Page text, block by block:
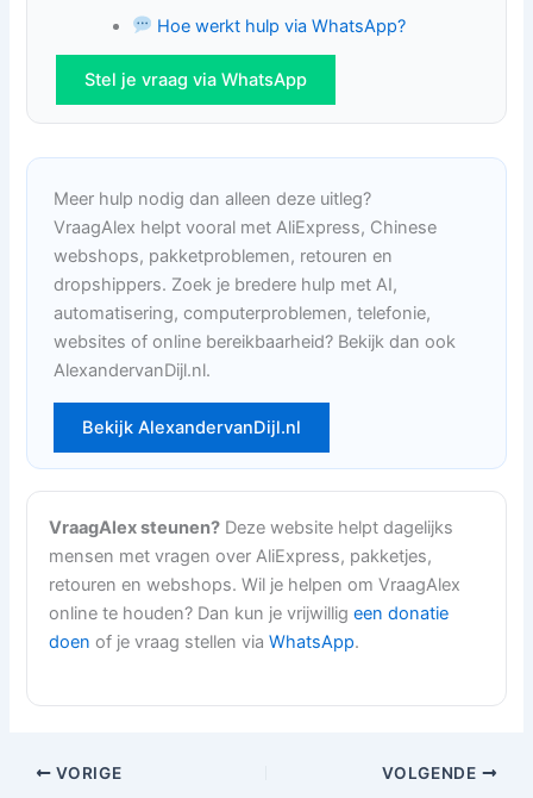
Hoe werkt hulp via WhatsApp?
Stel je vraag via WhatsApp
Meer hulp nodig dan alleen deze uitleg?
VraagAlex helpt vooral met AliExpress, Chinese
webshops, pakketproblemen, retouren en
dropshippers. Zoek je bredere hulp met AI,
automatisering, computerproblemen, telefonie,
websites of online bereikbaarheid? Bekijk dan ook
AlexandervanDijl.nl.
Bekijk AlexandervanDijl.nl
VraagAlex steunen? Deze website helpt dagelijks
mensen met vragen over AliExpress, pakketjes,
retouren en webshops. Wil je helpen om VraagAlex
online te houden? Dan kun je vrijwilligeen donatie
doen of je vraag stellen viaWhatsApp.
VORIGE VOLGENDE